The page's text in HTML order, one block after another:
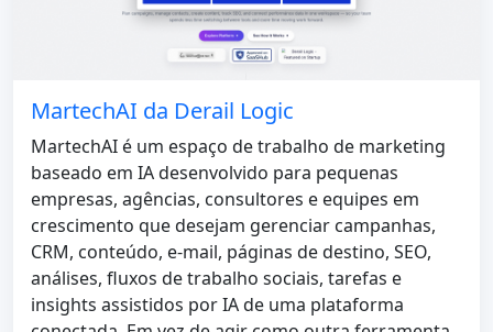
MartechAI da Derail Logic
MartechAI é um espaço de trabalho de marketing
baseado em IA desenvolvido para pequenas
empresas, agências, consultores e equipes em
crescimento que desejam gerenciar campanhas,
CRM, conteúdo, e-mail, páginas de destino, SEO,
análises, fluxos de trabalho sociais, tarefas e
insights assistidos por IA de uma plataforma